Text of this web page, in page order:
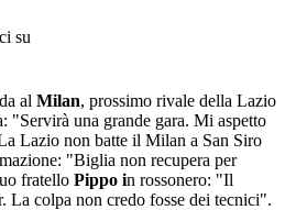
su
al Milan, prossimo rivale della Lazio
"Servirà una grande gara. Mi aspetto
Lazio non batte il Milan a San Siro
"Biglia non recupera per
fratello Pippo in rossonero: "Il
La colpa non credo fosse dei tecnici".